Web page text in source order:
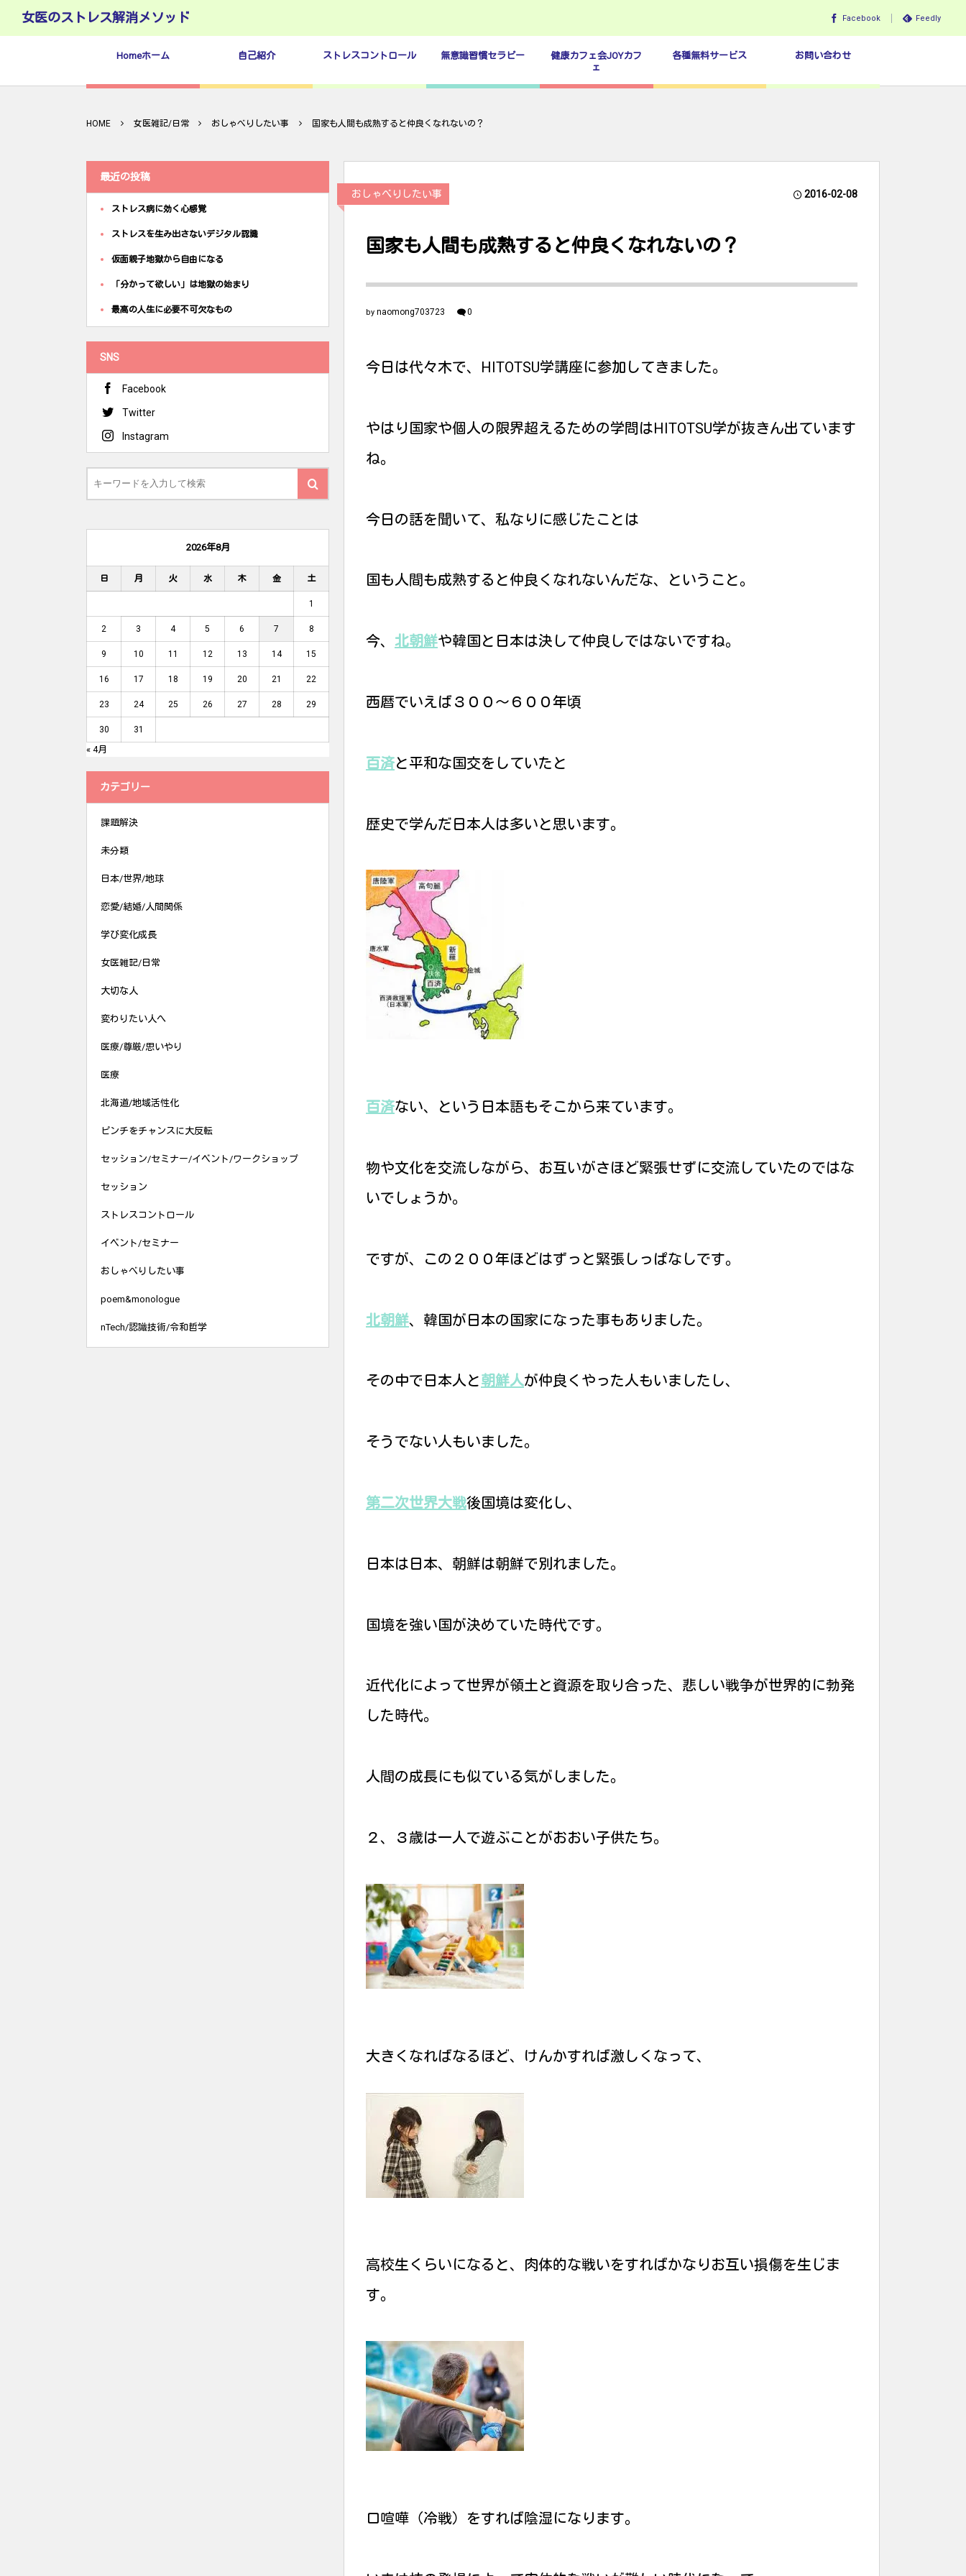
女医のストレス解消メソッド Facebook Feedly
Homeホーム 自己紹介 ストレスコントロール 無意識習慣セラピー
健康カフェ会JOYカフ
ェ
各種無料サービス お問い合わせ
HOME 女医雑記/日常 おしゃべりしたい事 国家も人間も成熟すると仲良くなれないの？
おしゃべりしたい事 2016-02-08
国家も人間も成熟すると仲良くなれないの？
by naomong703723 0
今日は代々木で、HITOTSU学講座に参加してきました。
やはり国家や個人の限界超えるための学問はHITOTSU学が抜きん出ています
ね。
今日の話を聞いて、私なりに感じたことは
国も人間も成熟すると仲良くなれないんだな、ということ。
今、 北朝鮮や韓国と日本は決して仲良しではないですね。
西暦でいえば３００〜６００年頃
百済と平和な国交をしていたと
歴史で学んだ日本人は多いと思います。
百済ない、という日本語もそこから来ています。
物や文化を交流しながら、お互いがさほど緊張せずに交流していたのではな
いでしょうか。
ですが、この２００年ほどはずっと緊張しっぱなしです。
北朝鮮、韓国が日本の国家になった事もありました。
その中で日本人と朝鮮人が仲良くやった人もいましたし、
そうでない人もいました。
第二次世界大戦後国境は変化し、
日本は日本、朝鮮は朝鮮で別れました。
国境を強い国が決めていた時代です。
近代化によって世界が領土と資源を取り合った、悲しい戦争が世界的に勃発
した時代。
人間の成長にも似ている気がしました。
２、３歳は一人で遊ぶことがおおい子供たち。
大きくなればなるほど、けんかすれば激しくなって、
高校生くらいになると、肉体的な戦いをすればかなりお互い損傷を生じま
す。
口喧嘩（冷戦）をすれば陰湿になります。
最近の投稿
ストレス病に効く心感覚
ストレスを生み出さないデジタル認識
仮面親子地獄から自由になる
「分かって欲しい」は地獄の始まり
最高の人生に必要不可欠なもの
SNS
Facebook
Twitter
Instagram
2026年8月
日 月 火 水 木 金 土
1
2 3 4 5 6 7 8
9 10 11 12 13 14 15
16 17 18 19 20 21 22
23 24 25 26 27 28 29
30 31
« 4月
カテゴリー
課題解決
未分類
日本/世界/地球
恋愛/結婚/人間関係
学び変化成長
女医雑記/日常
大切な人
変わりたい人へ
医療/尊厳/思いやり
医療
北海道/地域活性化
ピンチをチャンスに大反転
セッション/セミナー/イベント/ワークショップ
セッション
ストレスコントロール
イベント/セミナー
おしゃべりしたい事
poem&monologue
nTech/認識技術/令和哲学